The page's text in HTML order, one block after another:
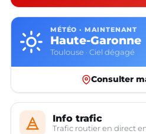
MÉTÉO · MAINTENANT
Haute-Garonne
Toulouse · Ciel dégagé
Consulter
Info trafic
Trafic routier en direct